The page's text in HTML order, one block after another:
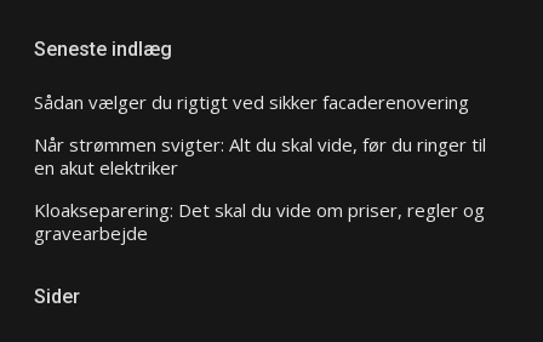
Seneste indlæg
Sådan vælger du rigtigt ved sikker facaderenovering
Når strømmen svigter: Alt du skal vide, før du ringer til
en akut elektriker
Kloakseparering: Det skal du vide om priser, regler og
gravearbejde
Sider